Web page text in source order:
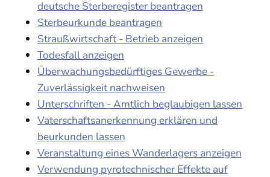
deutsche Sterberegister beantragen
Sterbeurkunde beantragen
Straußwirtschaft - Betrieb anzeigen
Todesfall anzeigen
Überwachungsbedürftiges Gewerbe -
Zuverlässigkeit nachweisen
Unterschriften - Amtlich beglaubigen lassen
Vaterschaftsanerkennung erklären und
beurkunden lassen
Veranstaltung eines Wanderlagers anzeigen
Verwendung pyrotechnischer Effekte auf